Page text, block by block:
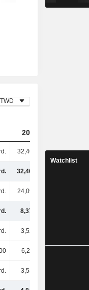
TWD
2023
32,46 Mrd. 35,52 Mrd.
32,46 Mrd.
24,09 Mrd.
8,37 Mrd.
3,52 Mrd.
6,26 Mio.
3,53 Mrd.
Watchlist